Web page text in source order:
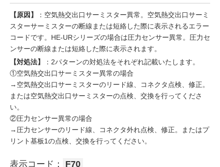
【原因】
：空気熱交出口サーミスター異常。空気熱交出口サーミ
スターサーミスターの断線または短絡した際に表示されるエラー
コードです。HE-URシリーズの場合は圧力センサー異常。圧力セ
ンサーの断線または短絡した際に表示されます。
【対処法】
：2パターンの対処法をそれぞれ記載いたします。
①空気熱交出口サーミスター異常の場合
→空気熱交出口サーミスターのリード線、コネクタ点検、修正。
または空気熱交出口サーミスターの点検、交換を行ってくださ
い。
②圧力センサー異常の場合
→圧力センサーのリード線、コネクタ外れ点検、修正。またはプ
リント基板1の点検、交換を行ってください。
表示コード： F70